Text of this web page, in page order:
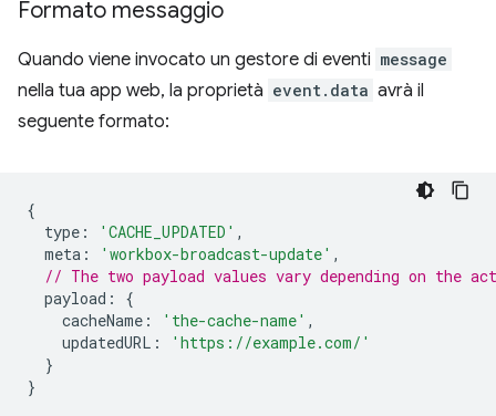
Formato messaggio
Quando viene invocato un gestore di eventi message
nella tua app web, la proprietà event.data avrà il
seguente formato:
{
type : 'CACHE_UPDATED' ,
meta : 'workbox-broadcast-update' ,
// The two payload values vary depending on the
payload :
{
cacheName : 'the-cache-name' ,
updatedURL :
'https://example.com/'
}
}